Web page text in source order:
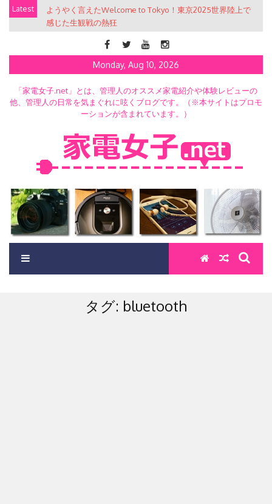
Skip
content
Latest
ようやく言えたWelcome to Tokyo！東京2025世界陸上で
感じた生観戦の熱狂
Monday, Aug 10, 2026
「家電女子.net」とは、管理人のオススメ家電紹介や体験レビューの
他、管理人の日常を気まぐれに呟くブログです。（※本サイトはプロモ
ーションが含まれています。）
タグ: bluetooth